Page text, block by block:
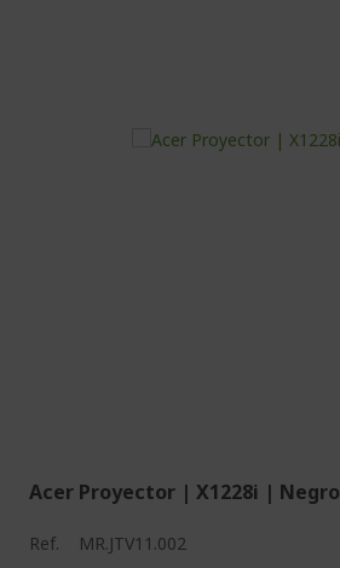
Acer Proyector | X1228i | Negro
Ref. MR.JTV11.002